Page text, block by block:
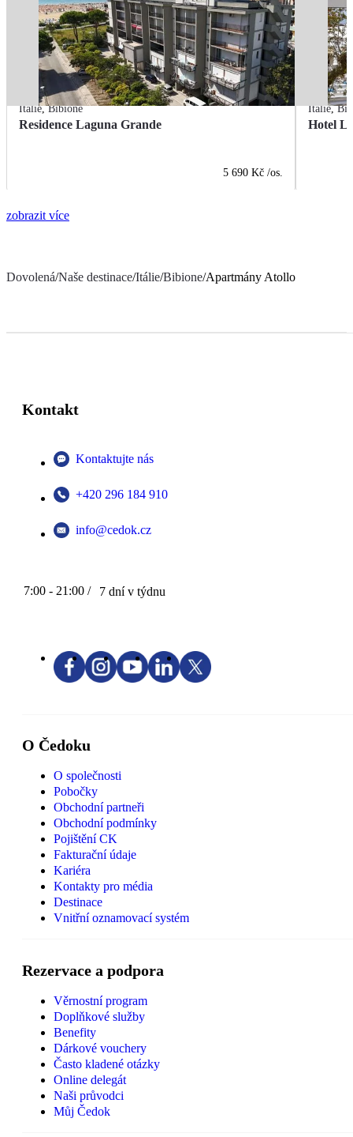
Itálie,Bibione
Residence Laguna Grande
5 690 Kč /os.
Itálie,
Hotel
zobrazit více
Dovolená/Naše destinace/Itálie/Bibione/Apartmány Atollo
Kontakt
Kontaktujte nás
+420 296 184 910
info@cedok.cz
7:00 - 21:00 / 7 dní v týdnu
O Čedoku
O společnosti
Pobočky
Obchodní partneři
Obchodní podmínky
Pojištění CK
Fakturační údaje
Kariéra
Kontakty pro média
Destinace
Vnitřní oznamovací systém
Rezervace a podpora
Věrnostní program
Doplňkové služby
Benefity
Dárkové vouchery
Často kladené otázky
Online delegát
Naši průvodci
Můj Čedok